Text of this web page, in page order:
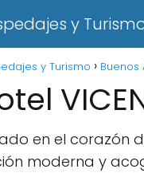
y
y Turismo Buenos
en el corazón
moderna y